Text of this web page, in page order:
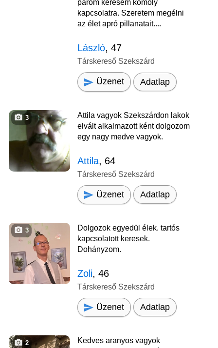
párom keresem komoly
kapcsolatra. Szeretem megélni
az élet apró pillanatait....
László, 47
Társkereső Szekszárd
Üzenet Adatlap
3
Attila vagyok Szekszárdon lakok
elvált alkalmazott ként dolgozom
egy nagy medve vagyok.
Attila, 64
Társkereső Szekszárd
Üzenet Adatlap
3
Dolgozok egyedül élek. tartós
kapcsolatott keresek.
Dohányzom.
Zoli, 46
Társkereső Szekszárd
Üzenet Adatlap
2
Kedves aranyos vagyok